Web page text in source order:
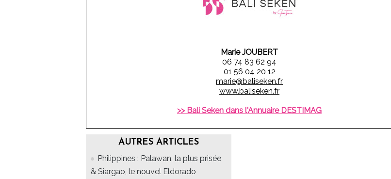
Marie JOUBERT
06 74 83 62 94
01 56 04 20 12
marie@baliseken.fr
www.baliseken.fr
>> Bali Seken dans l'Annuaire DESTIMAG
AUTRES ARTICLES
Philippines : Palawan, la plus prisée
& Siargao, le nouvel Eldorado